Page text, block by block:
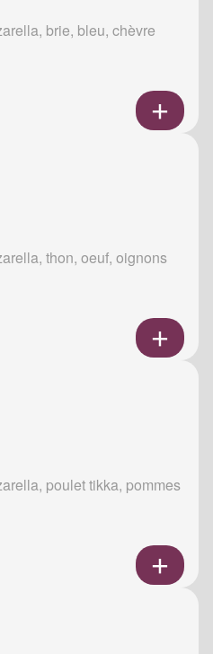
brie, bleu, chèvre
thon, oeuf, oignons
poulet tikka, pommes